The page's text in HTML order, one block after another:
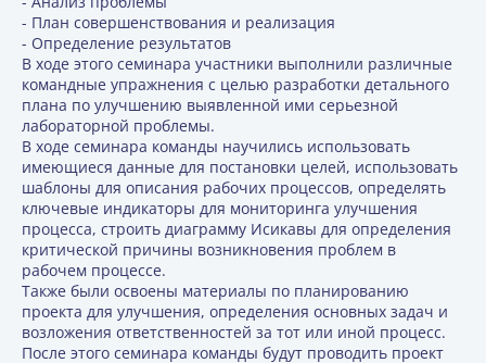
- План совершенствования и реализация
- Определение результатов
В ходе этого семинара участники выполнили различные
командные упражнения с целью разработки детального
плана по улучшению выявленной ими серьезной
лабораторной проблемы.
В ходе семинара команды научились использовать
имеющиеся данные для постановки целей, использовать
шаблоны для описания рабочих процессов, определять
ключевые индикаторы для мониторинга улучшения
процесса, строить диаграмму Исикавы для определения
критической причины возникновения проблем в
рабочем процессе.
Также были освоены материалы по планированию
проекта для улучшения, определения основных задач и
возложения ответственностей за тот или иной процесс.
После этого семинара команды будут проводить проект